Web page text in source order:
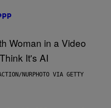
NURPHOTO VIA GETTY